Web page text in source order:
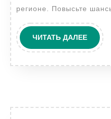
регионе. Повысьте
ЧИТАТЬ ДАЛЕЕЧИТАТЬ
ДАЛЕЕ